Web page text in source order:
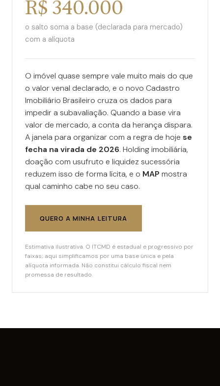
R$ 340.000
o salto soma a base (declarada para mercado)
com a alíquota
O imóvel quase sempre vale muito mais do que
o valor venal declarado, e o novo Cadastro
Imobiliário Brasileiro cruza os dados para
impedir a subavaliação. Quando a base vira
valor de mercado, a conta da herança dispara.
A janela para organizar com a regra de hoje se
fecha na virada de 2026. Holding imobiliária,
doação com usufruto e liquidez sucessória
reduzem isso de forma lícita, e o MAP mostra
qual caminho cabe no seu caso.
QUERO A MINHA LEITURA
Estimativa ilustrativa. O ITCMD é estadual e progressivo por
faixas; aqui simplificamos por uma base única e pela
alíquota informada. Não constitui cálculo fiscal nem
promessa de resultado.